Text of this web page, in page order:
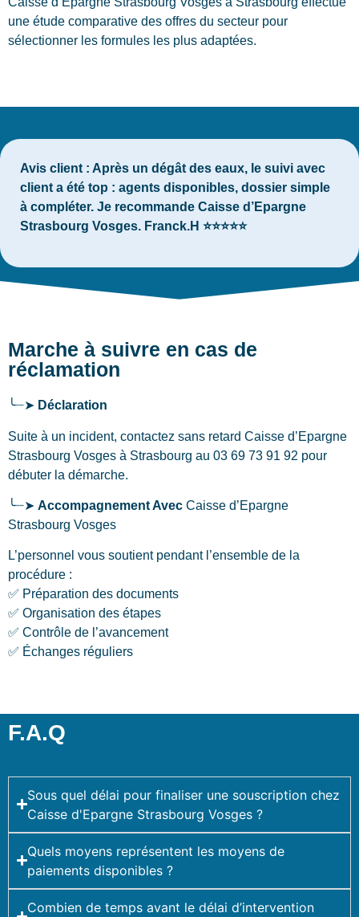
une étude comparative des offres du secteur pour
sélectionner les formules les plus adaptées.
Avis client : Après un dégât des eaux, le suivi avec
client a été top : agents disponibles, dossier simple
à compléter. Je recommande Caisse d’Epargne
Strasbourg Vosges. Franck.H ⭐⭐⭐⭐⭐
Marche à suivre en cas de
réclamation
╰┈➤ Déclaration
Suite à un incident, contactez sans retard Caisse d’Epargne
Strasbourg Vosges à Strasbourg au 03 69 73 91 92 pour
débuter la démarche.
╰┈➤ Accompagnement Avec Caisse d’Epargne
Strasbourg Vosges
L’personnel vous soutient pendant l’ensemble de la
procédure :
✅ Préparation des documents
✅ Organisation des étapes
✅ Contrôle de l’avancement
✅ Échanges réguliers
F.A.Q
Sous quel délai pour finaliser une souscription chez
Caisse d'Epargne Strasbourg Vosges ?
Quels moyens représentent les moyens de
paiements disponibles ?
Combien de temps avant le délai d’intervention